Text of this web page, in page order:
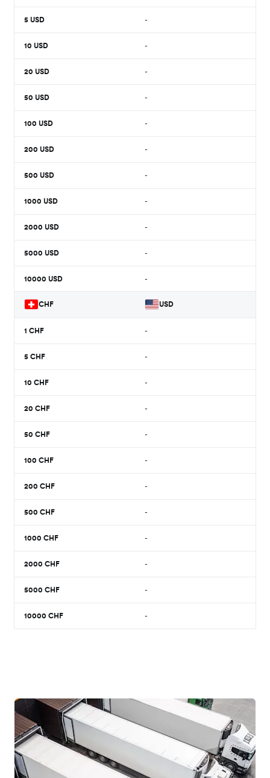
5 USD -
10 USD -
20 USD -
50 USD -
100 USD -
200 USD -
500 USD -
1000 USD -
2000 USD -
5000 USD -
10000 USD -
CHF USD
1 CHF -
5 CHF -
10 CHF -
20 CHF -
50 CHF -
100 CHF -
200 CHF -
500 CHF -
1000 CHF -
2000 CHF -
5000 CHF -
10000 CHF -